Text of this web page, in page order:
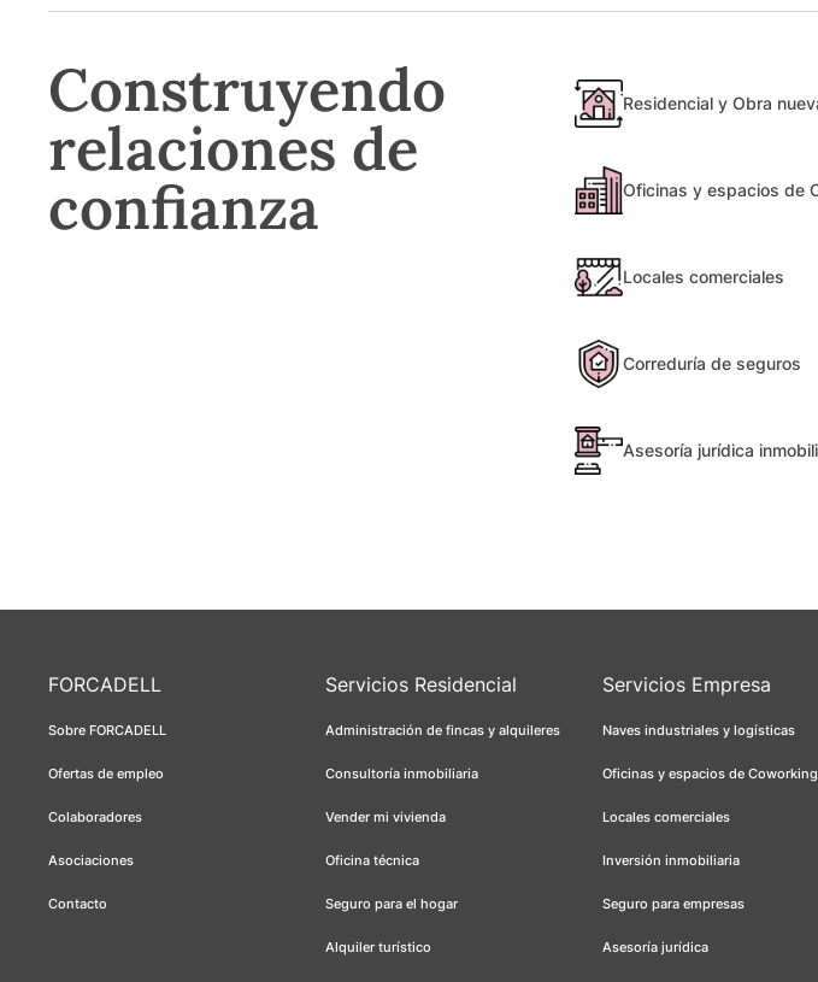
Construyendo
relaciones de
confianza
Residencial y Obra
Oficinas y espacios de
Locales comerciales
Correduría de seguros
Asesoría jurídica
FORCADELL
Sobre FORCADELL
Ofertas de empleo
Colaboradores
Asociaciones
Contacto
Servicios Residencial
Administración de fincas y alquileres
Consultoría inmobiliaria
Vender mi vivienda
Oficina técnica
Seguro para el hogar
Alquiler turístico
Servicios Empresa
Naves industriales y logísticas
Oficinas y espacios de Coworking
Locales comerciales
Inversión inmobiliaria
Seguro para empresas
Asesoría jurídica